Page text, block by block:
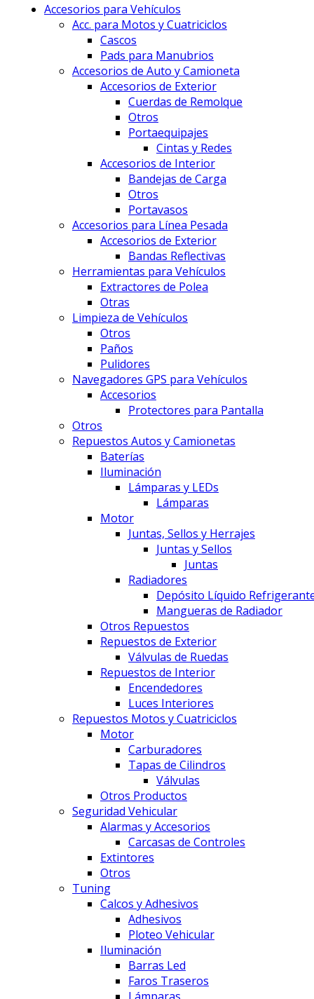
Accesorios para Vehículos
Acc. para Motos y Cuatriciclos
Cascos
Pads para Manubrios
Accesorios de Auto y Camioneta
Accesorios de Exterior
Cuerdas de Remolque
Otros
Portaequipajes
Cintas y Redes
Accesorios de Interior
Bandejas de Carga
Otros
Portavasos
Accesorios para Línea Pesada
Accesorios de Exterior
Bandas Reflectivas
Herramientas para Vehículos
Extractores de Polea
Otras
Limpieza de Vehículos
Otros
Paños
Pulidores
Navegadores GPS para Vehículos
Accesorios
Protectores para Pantalla
Otros
Repuestos Autos y Camionetas
Baterías
Iluminación
Lámparas y LEDs
Lámparas
Motor
Juntas, Sellos y Herrajes
Juntas y Sellos
Juntas
Radiadores
Depósito Líquido
Mangueras de Radiador
Otros Repuestos
Repuestos de Exterior
Válvulas de Ruedas
Repuestos de Interior
Encendedores
Luces Interiores
Repuestos Motos y Cuatriciclos
Motor
Carburadores
Tapas de Cilindros
Válvulas
Otros Productos
Seguridad Vehicular
Alarmas y Accesorios
Carcasas de Controles
Extintores
Otros
Tuning
Calcos y Adhesivos
Adhesivos
Ploteo Vehicular
Iluminación
Barras Led
Faros Traseros